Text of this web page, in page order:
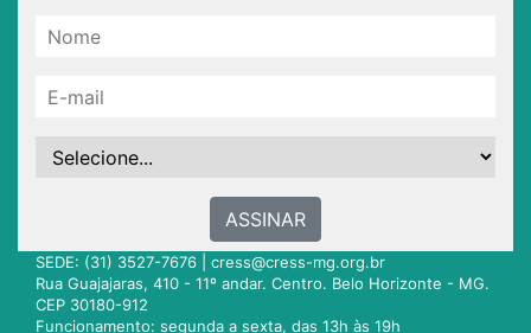
ASSINAR
SEDE: (31) 3527-7676 | cress@cress-mg.org.br
Rua Guajajaras, 410 - 11º andar. Centro. Belo Horizonte - MG.
CEP 30180-912
Funcionamento: segunda a sexta, das 13h às 19h